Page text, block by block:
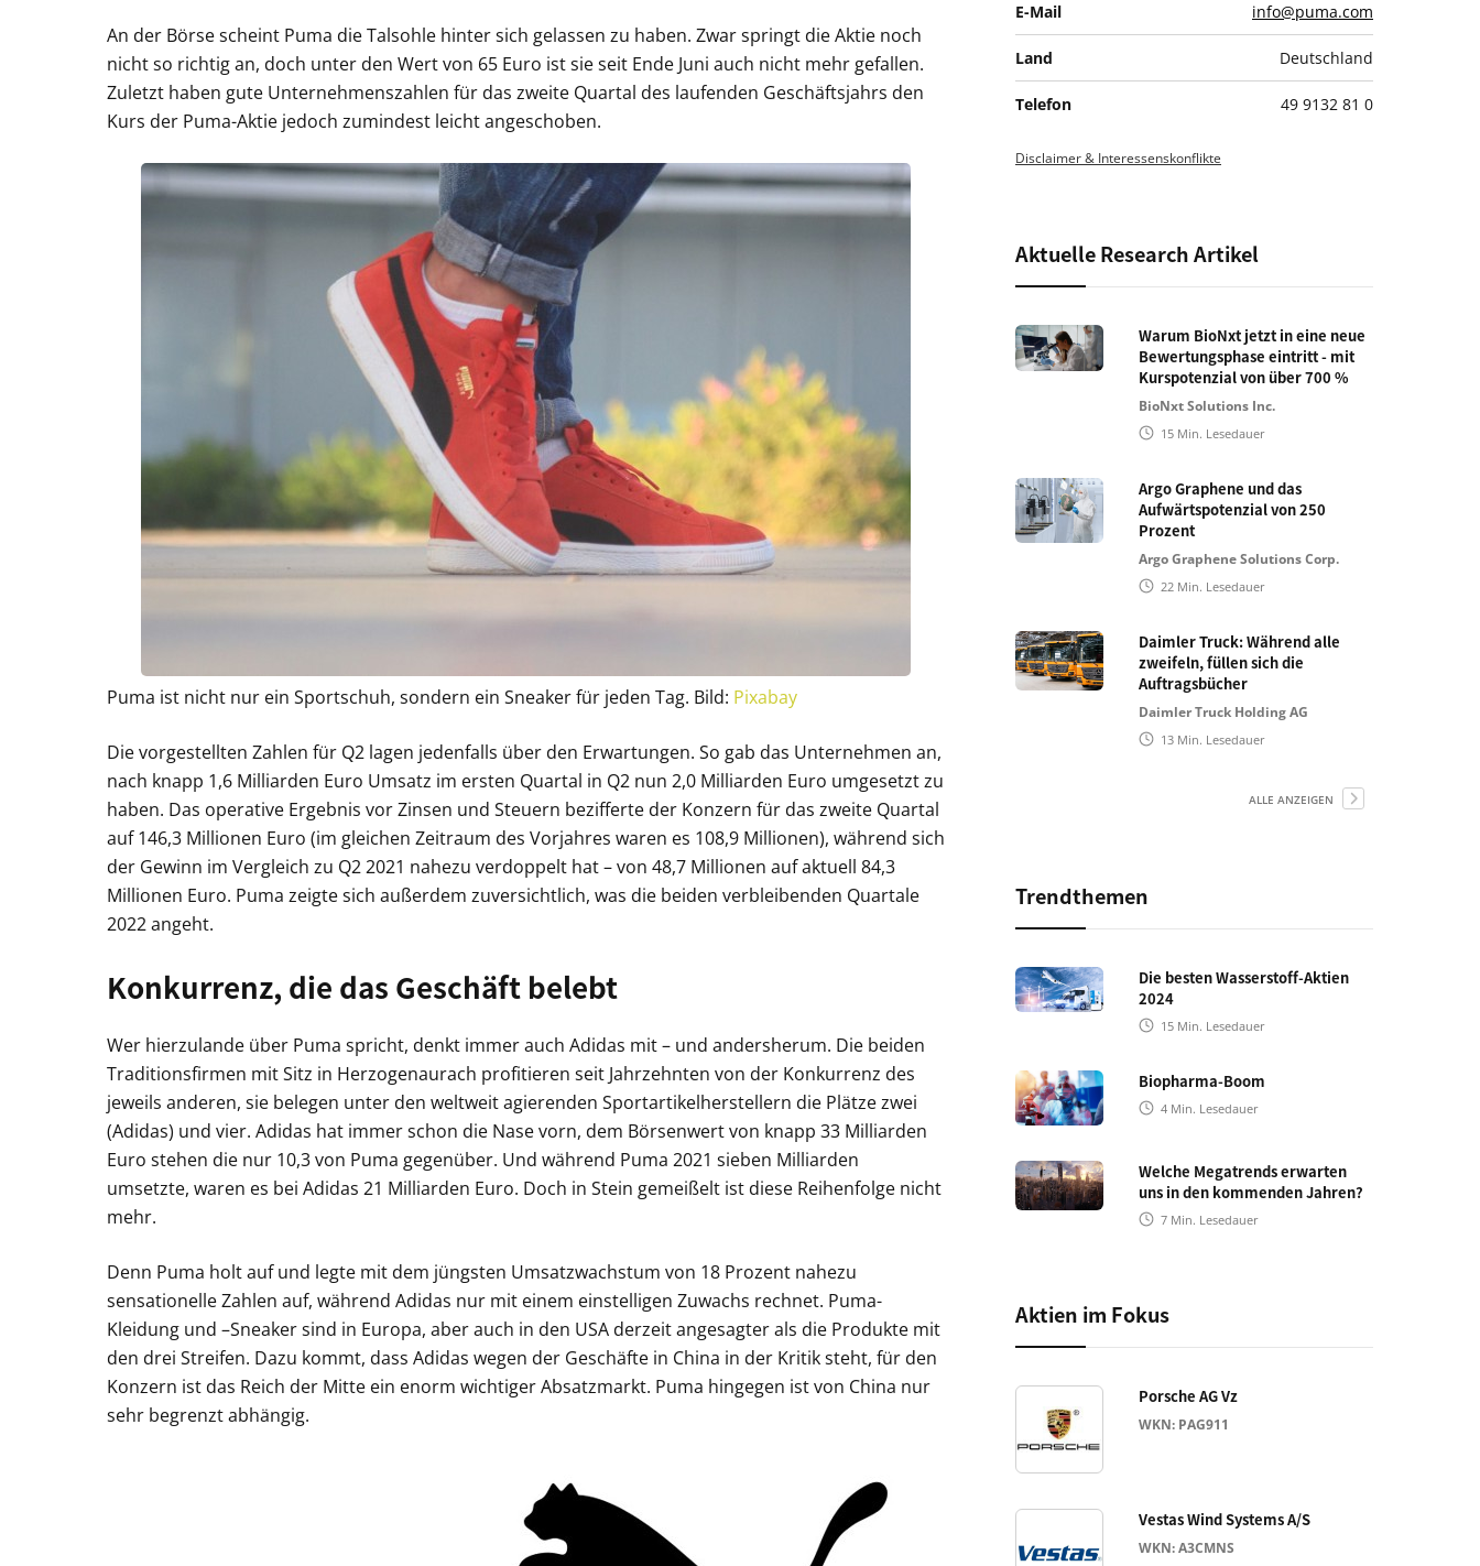
An der Börse scheint Puma die Talsohle hinter sich gelassen zu haben. Zwar springt die Aktie noch
nicht so richtig an, doch unter den Wert von 65 Euro ist sie seit Ende Juni auch nicht mehr gefallen.
Zuletzt haben gute Unternehmenszahlen für das zweite Quartal des laufenden Geschäftsjahrs den
Kurs der Puma-Aktie jedoch zumindest leicht angeschoben.
Puma ist nicht nur ein Sportschuh, sondern ein Sneaker für jeden Tag. Bild: Pixabay
Die vorgestellten Zahlen für Q2 lagen jedenfalls über den Erwartungen. So gab das Unternehmen an,
nach knapp 1,6 Milliarden Euro Umsatz im ersten Quartal in Q2 nun 2,0 Milliarden Euro umgesetzt zu
haben. Das operative Ergebnis vor Zinsen und Steuern bezifferte der Konzern für das zweite Quartal
auf 146,3 Millionen Euro (im gleichen Zeitraum des Vorjahres waren es 108,9 Millionen), während sich
der Gewinn im Vergleich zu Q2 2021 nahezu verdoppelt hat – von 48,7 Millionen auf aktuell 84,3
Millionen Euro. Puma zeigte sich außerdem zuversichtlich, was die beiden verbleibenden Quartale
2022 angeht.
Konkurrenz, die das Geschäft belebt
Wer hierzulande über Puma spricht, denkt immer auch Adidas mit – und andersherum. Die beiden
Traditionsfirmen mit Sitz in Herzogenaurach profitieren seit Jahrzehnten von der Konkurrenz des
jeweils anderen, sie belegen unter den weltweit agierenden Sportartikelherstellern die Plätze zwei
(Adidas) und vier. Adidas hat immer schon die Nase vorn, dem Börsenwert von knapp 33 Milliarden
Euro stehen die nur 10,3 von Puma gegenüber. Und während Puma 2021 sieben Milliarden
umsetzte, waren es bei Adidas 21 Milliarden Euro. Doch in Stein gemeißelt ist diese Reihenfolge nicht
mehr.
Denn Puma holt auf und legte mit dem jüngsten Umsatzwachstum von 18 Prozent nahezu
sensationelle Zahlen auf, während Adidas nur mit einem einstelligen Zuwachs rechnet. Puma-
Kleidung und –Sneaker sind in Europa, aber auch in den USA derzeit angesagter als die Produkte mit
den drei Streifen. Dazu kommt, dass Adidas wegen der Geschäfte in China in der Kritik steht, für den
Konzern ist das Reich der Mitte ein enorm wichtiger Absatzmarkt. Puma hingegen ist von China nur
sehr begrenzt abhängig.
E-Mail info@puma.com
Land Deutschland
Telefon 49 9132 81 0
Disclaimer & Interessenskonflikte
Aktuelle Research Artikel
Warum BioNxt jetzt in eine neue
Bewertungsphase eintritt - mit
Kurspotenzial von über 700 %
BioNxt Solutions Inc.
15 Min. Lesedauer
Argo Graphene und das
Aufwärtspotenzial von 250
Prozent
Argo Graphene Solutions Corp.
22 Min. Lesedauer
Daimler Truck: Während alle
zweifeln, füllen sich die
Auftragsbücher
Daimler Truck Holding AG
13 Min. Lesedauer
ALLE ANZEIGEN
Trendthemen
Die besten Wasserstoff-Aktien
2024
15 Min. Lesedauer
Biopharma-Boom
4 Min. Lesedauer
Welche Megatrends erwarten
uns in den kommenden Jahren?
7 Min. Lesedauer
Aktien im Fokus
Porsche AG Vz
WKN: PAG911
Vestas Wind Systems A/S
WKN: A3CMNS